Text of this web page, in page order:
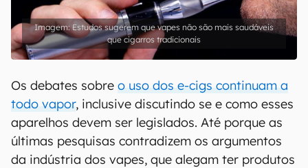
Estudos sugerem que vapes não são mais saudáveis
que cigarros tradicionais
Os debates sobre o uso dos e-cigs continuam a
todo vapor, inclusive discutindo se e como esses
aparelhos devem ser legislados. Até porque as
últimas pesquisas contradizem os argumentos
da indústria dos vapes, que alegam ter produtos